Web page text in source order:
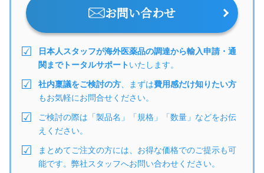
お問い合わせ
日本人スタッフが海外医薬品の調達から輸入申請・通
関までトータルサポートいたします。
社内稟議をご検討の方 、まずは費用感だけ知りたい方
もお気軽にお問合せください。
ご検討の際は「製品名」「規格」「数量」などをお伝
えください。
まとめてご注文の方には、お得な価格でのご提示も可
能です。弊社スタッフへお問い合わせください。